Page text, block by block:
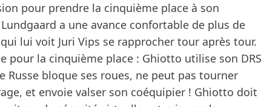
pour prendre la cinquième place à son
a une avance confortable de plus de
lui voit Juri Vips se rapprocher tour après tour.
pour la cinquième place : Ghiotto utilise son DRS
Russe bloque ses roues, ne peut pas tourner
et envoie valser son coéquipier ! Ghiotto doit